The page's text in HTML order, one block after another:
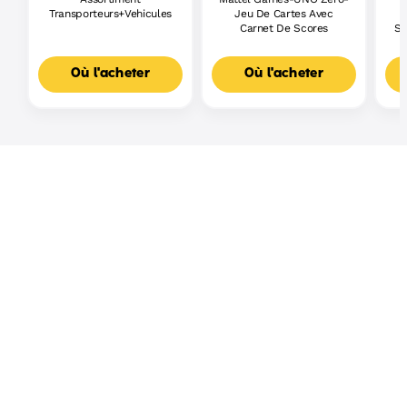
Transporteurs+Vehicules
Où l'acheter
Jeu De Cartes Avec
Carnet De Scores
Où l'acheter